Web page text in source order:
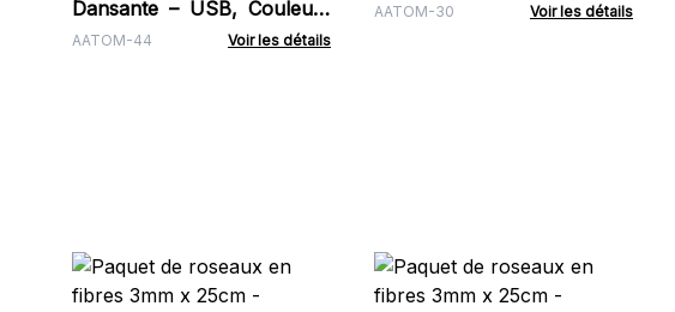
Dansante – USB, Couleurs
Changeantes,
AATOM-44 Voir les détails
Couleurs
AATOM-30 Voir les détails